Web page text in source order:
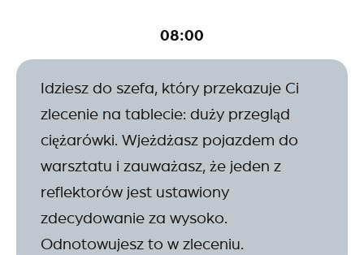
08:00
Idziesz do szefa, który przekazuje Ci
zlecenie na tablecie: duży przegląd
ciężarówki. Wjeżdżasz pojazdem do
warsztatu i zauważasz, że jeden z
reflektorów jest ustawiony
zdecydowanie za wysoko.
Odnotowujesz to w zleceniu.